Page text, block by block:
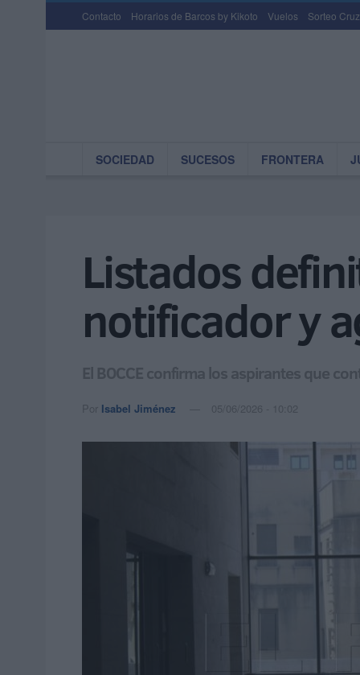
Contacto Horarios de Barcos by Kikoto Vuelos Sorteo
SOCIEDAD SUCESOS FRONTERA
Listados
notificador y
El BOCCE confirma los aspirantes que
Por Isabel Jiménez 05/06/2026 - 10:02